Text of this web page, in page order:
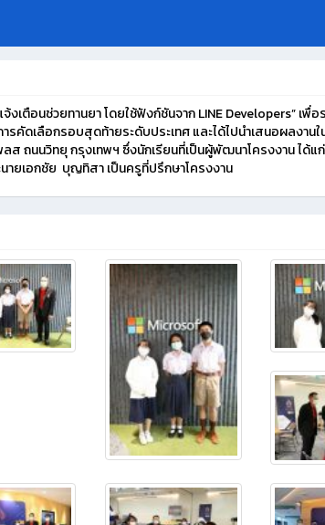
เตือนช่วยทานยา โดยใช้ฟังก์ชันจาก LINE Developers” เพื่อ
คัดเลือกรอบสุดท้ายระดับประเทศ และได้ไปนำเสนอผลงาน
ส ถนนวิทยุ กรุงเทพฯ ซึ่งนักเรียนที่เป็นผู้พัฒนาโครงงาน ไ
ยเอกชัย บุญทิสา เป็นครูที่ปรึกษาโครงงาน